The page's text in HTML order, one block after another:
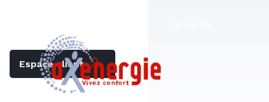
Espace client